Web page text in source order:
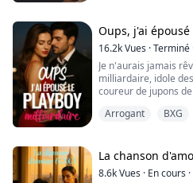
Oui, Mary pensait
Peterson était
qu'Amaya Peterson
l'homme...
Oups, j'ai
16.2kVues ·Terminé
Je n'aurais jamais
milliardaire, idole
coureur de jupons
sauvé une grand-
petit-fils amoureux.
Un juge, une ba...
Arrogant BXG
La chanson
8.6kVues · En cours ·